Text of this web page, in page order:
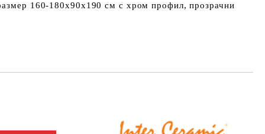
160-180х90х190 см с хром профил, прозрачни